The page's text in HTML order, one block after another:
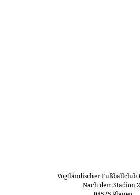
Vogtländischer Fußballclub
Nach dem Stadion